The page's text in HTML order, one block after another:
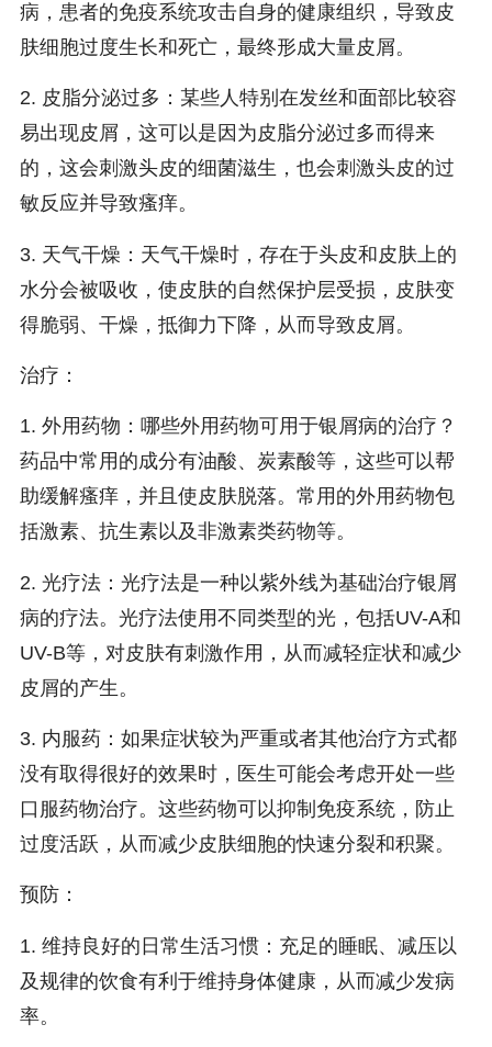
病，患者的免疫系统攻击自身的健康组织，导致皮
肤细胞过度生长和死亡，最终形成大量皮屑。
2. 皮脂分泌过多：某些人特别在发丝和面部比较容
易出现皮屑，这可以是因为皮脂分泌过多而得来
的，这会刺激头皮的细菌滋生，也会刺激头皮的过
敏反应并导致瘙痒。
3. 天气干燥：天气干燥时，存在于头皮和皮肤上的
水分会被吸收，使皮肤的自然保护层受损，皮肤变
得脆弱、干燥，抵御力下降，从而导致皮屑。
治疗：
1. 外用药物：哪些外用药物可用于银屑病的治疗？
药品中常用的成分有油酸、炭素酸等，这些可以帮
助缓解瘙痒，并且使皮肤脱落。常用的外用药物包
括激素、抗生素以及非激素类药物等。
2. 光疗法：光疗法是一种以紫外线为基础治疗银屑
病的疗法。光疗法使用不同类型的光，包括UV-A和
UV-B等，对皮肤有刺激作用，从而减轻症状和减少
皮屑的产生。
3. 内服药：如果症状较为严重或者其他治疗方式都
没有取得很好的效果时，医生可能会考虑开处一些
口服药物治疗。这些药物可以抑制免疫系统，防止
过度活跃，从而减少皮肤细胞的快速分裂和积聚。
预防：
1. 维持良好的日常生活习惯：充足的睡眠、减压以
及规律的饮食有利于维持身体健康，从而减少发病
率。